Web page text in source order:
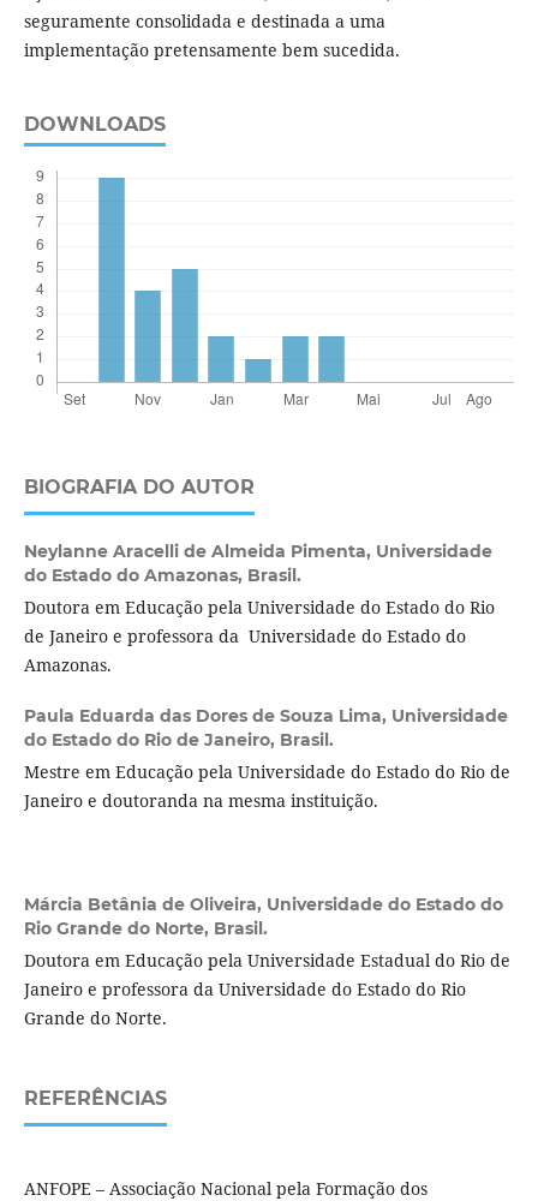
seguramente consolidada e destinada a uma
implementação pretensamente bem sucedida.
DOWNLOADS
BIOGRAFIA DO AUTOR
Neylanne Aracelli de Almeida Pimenta, Universidade
do Estado do Amazonas, Brasil.
Doutora em Educação pela Universidade do Estado do Rio
de Janeiro e professora da Universidade do Estado do
Amazonas.
Paula Eduarda das Dores de Souza Lima, Universidade
do Estado do Rio de Janeiro, Brasil.
Mestre em Educação pela Universidade do Estado do Rio de
Janeiro e doutoranda na mesma instituição.
Márcia Betânia de Oliveira, Universidade do Estado do
Rio Grande do Norte, Brasil.
Doutora em Educação pela Universidade Estadual do Rio de
Janeiro e professora da Universidade do Estado do Rio
Grande do Norte.
REFERÊNCIAS
ANFOPE – Associação Nacional pela Formação dos